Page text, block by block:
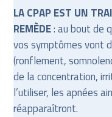
LA CPAP EST UN
REMÈDE: au bout de
vos symptômes vont
(ronflement,
de la concentration,
l’utiliser, les apnées
réapparaîtront.